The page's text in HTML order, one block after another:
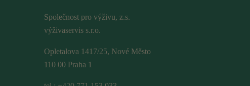
Společnost pro výživu, z.s.
výživaservis s.r.o.
Opletalova 1417/25, Nové Město
110 00 Praha 1